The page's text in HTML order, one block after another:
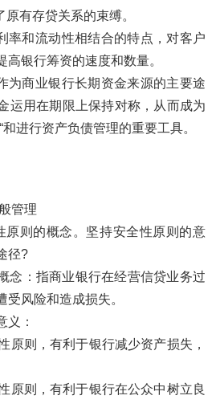
有存贷关系的束缚。
率和流动性相结合的特点，对客户
银行筹资的速度和数量。
为商业银行长期资金来源的主要途
运用在期限上保持对称，从而成为
进行资产负债管理的重要工具。
管理
原则的概念。坚持安全性原则的意
径?
念：指商业银行在经营信贷业务过
风险和造成损失。
义：
原则，有利于银行减少资产损失，
原则，有利于银行在公众中树立良